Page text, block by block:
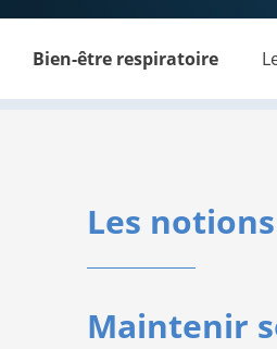
Bien-être respiratoire
Les
Maintenir